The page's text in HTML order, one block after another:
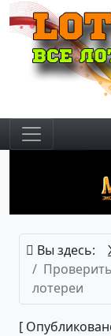
Вы здесь:
лотереи
[